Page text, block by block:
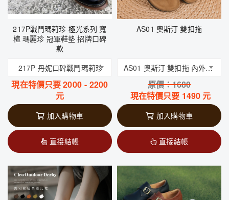
217P戰鬥瑪莉珍 極光系列 寬
楦 瑪麗珍 冠軍鞋墊 招牌口碑
款
217P 丹妮口碑戰鬥瑪莉珍
現在特價只要2000 - 2200
元
加入購物車
直接結帳
AS01 奧斯汀 雙扣拖
AS01 奧斯汀 雙扣拖 內外全真皮 台灣手工鞋 丹妮鞋屋
原價：1680
現在特價只要 1490 元
加入購物車
直接結帳